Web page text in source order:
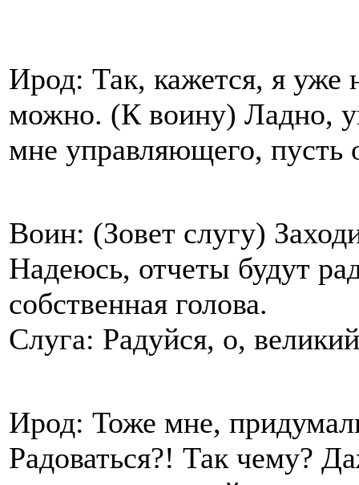
Ирод: Так, кажется, я уже
можно. (К воину) Ладно,
мне управляющего, пусть
Воин: (Зовет слугу)
Надеюсь, отчеты будут
собственная голова.
Слуга: Радуйся, о,
Ирод: Тоже мне,
Радоваться?! Так чему?